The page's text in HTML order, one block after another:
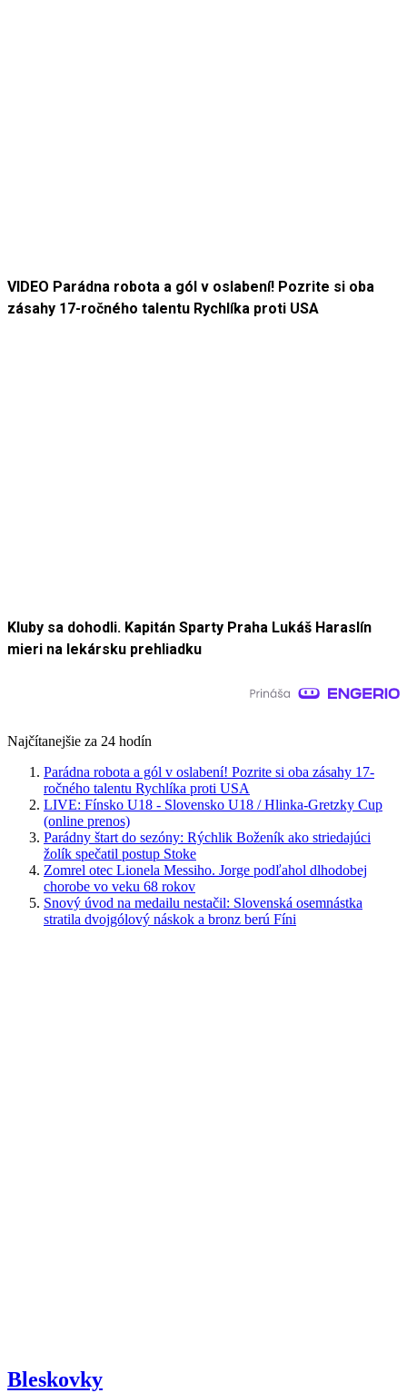
VIDEO Parádna robota a gól v oslabení! Pozrite si oba
zásahy 17-ročného talentu Rychlíka proti USA
Kluby sa dohodli. Kapitán Sparty Praha Lukáš Haraslín
mieri na lekársku prehliadku
Najčítanejšie za 24 hodín
Parádna robota a gól v oslabení! Pozrite si oba zásahy 17-
ročného talentu Rychlíka proti USA
LIVE: Fínsko U18 - Slovensko U18 / Hlinka-Gretzky Cup
(online prenos)
Parádny štart do sezóny: Rýchlik Boženík ako striedajúci
žolík spečatil postup Stoke
Zomrel otec Lionela Messiho. Jorge podľahol dlhodobej
chorobe vo veku 68 rokov
Snový úvod na medailu nestačil: Slovenská osemnástka
stratila dvojgólový náskok a bronz berú Fíni
Bleskovky